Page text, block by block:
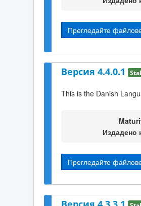
Прегледайте
Версия 4.4.0.1
This is the Danish
Издадено
Прегледайте